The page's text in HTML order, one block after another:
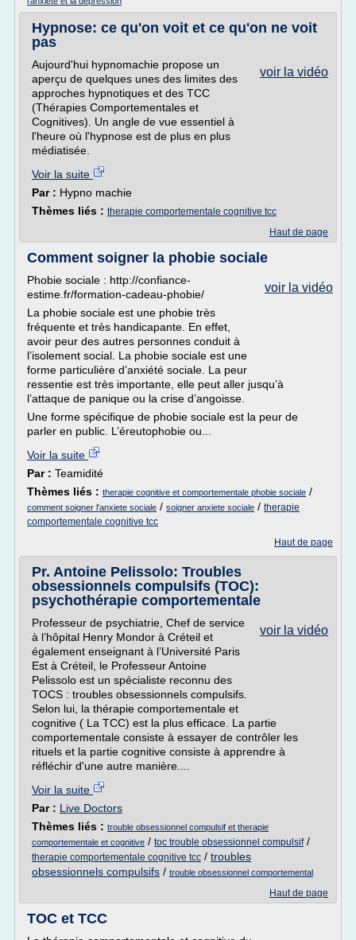
Hypnose: ce qu'on voit et ce qu'on ne voit
pas
voir la vidéo
Aujourd'hui hypnomachie propose un
aperçu de quelques unes des limites des
approches hypnotiques et des TCC
(Thérapies Comportementales et
Cognitives). Un angle de vue essentiel à
l'heure où l'hypnose est de plus en plus
médiatisée.
Voir la suite
Par : Hypno machie
Thèmes liés : therapie comportementale cognitive tcc
Haut de page
Comment soigner la phobie sociale
voir la vidéo
Phobie sociale : http://confiance-
estime.fr/formation-cadeau-phobie/
La phobie sociale est une phobie très
fréquente et très handicapante. En effet,
avoir peur des autres personnes conduit à
l’isolement social. La phobie sociale est une
forme particulière d’anxiété sociale. La peur
ressentie est très importante, elle peut aller jusqu’à
l’attaque de panique ou la crise d’angoisse.
Une forme spécifique de phobie sociale est la peur de
parler en public. L’éreutophobie ou...
Voir la suite
Par : Teamidité
Thèmes liés : therapie cognitive et comportementale phobie sociale /
comment soigner l'anxiete sociale / soigner anxiete sociale / therapie
comportementale cognitive tcc
Haut de page
Pr. Antoine Pelissolo: Troubles
obsessionnels compulsifs (TOC):
psychothérapie comportementale
voir la vidéo
Professeur de psychiatrie, Chef de service
à l’hôpital Henry Mondor à Créteil et
également enseignant à l’Université Paris
Est à Créteil, le Professeur Antoine
Pelissolo est un spécialiste reconnu des
TOCS : troubles obsessionnels compulsifs.
Selon lui, la thérapie comportementale et
cognitive ( La TCC) est la plus efficace. La partie
comportementale consiste à essayer de contrôler les
rituels et la partie cognitive consiste à apprendre à
réfléchir d'une autre manière....
Voir la suite
Par : Live Doctors
Thèmes liés : trouble obsessionnel compulsif et therapie
comportementale et cognitive / toc trouble obsessionnel compulsif/
therapie comportementale cognitive tcc / troubles
obsessionnels compulsifs / trouble obsessionnel comportemental
Haut de page
TOC et TCC